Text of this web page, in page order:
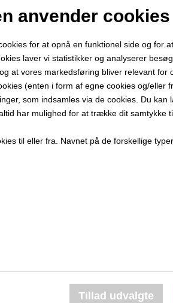
anvender cookies
for at opnå en funktionel side og for
laver vi statistikker og analyserer
at vores markedsføring bliver relevant for
(enten i form af egne cookies og/eller
som indsamles via de cookies. Du
har mulighed for at trække dit samtykke
til eller fra. Navnet på de forskellige